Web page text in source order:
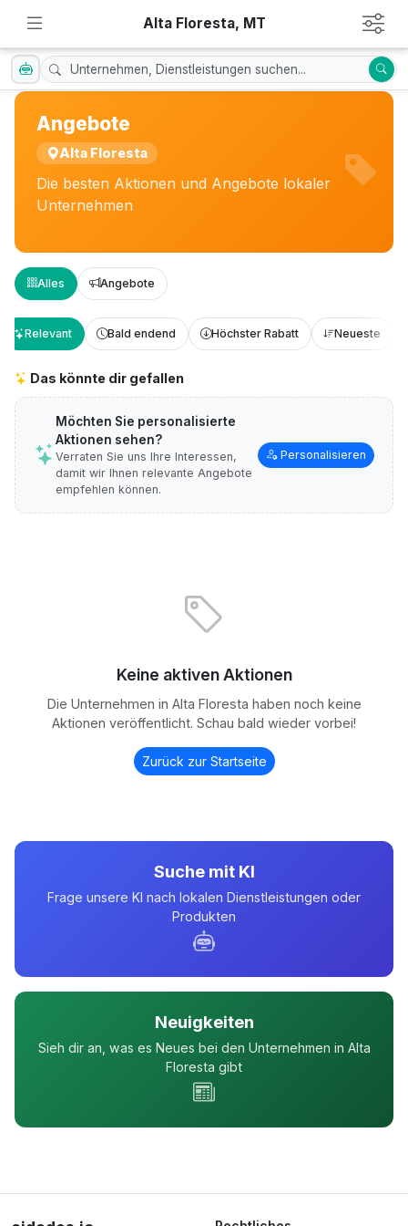
Alta Floresta, MT
Angebote
Alta Floresta
Die besten Aktionen und Angebote lokaler
Unternehmen
Alles Angebote
Relevant Bald endend Höchster Rabatt Neueste
Das könnte dir gefallen
Möchten Sie personalisierte
Aktionen sehen?
Verraten Sie uns Ihre Interessen,
damit wir Ihnen relevante Angebote
empfehlen können.
Personalisieren
Keine aktiven Aktionen
Die Unternehmen in Alta Floresta haben noch keine
Aktionen veröffentlicht. Schau bald wieder vorbei!
Zurück zur Startseite
Suche mit KI
Frage unsere KI nach lokalen Dienstleistungen oder
Produkten
Neuigkeiten
Sieh dir an, was es Neues bei den Unternehmen in Alta
Floresta gibt